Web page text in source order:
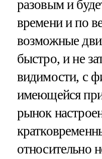
разовым и
времени и по
возможные
быстро, и не
видимости, с
имеющейся
рынок
относительно